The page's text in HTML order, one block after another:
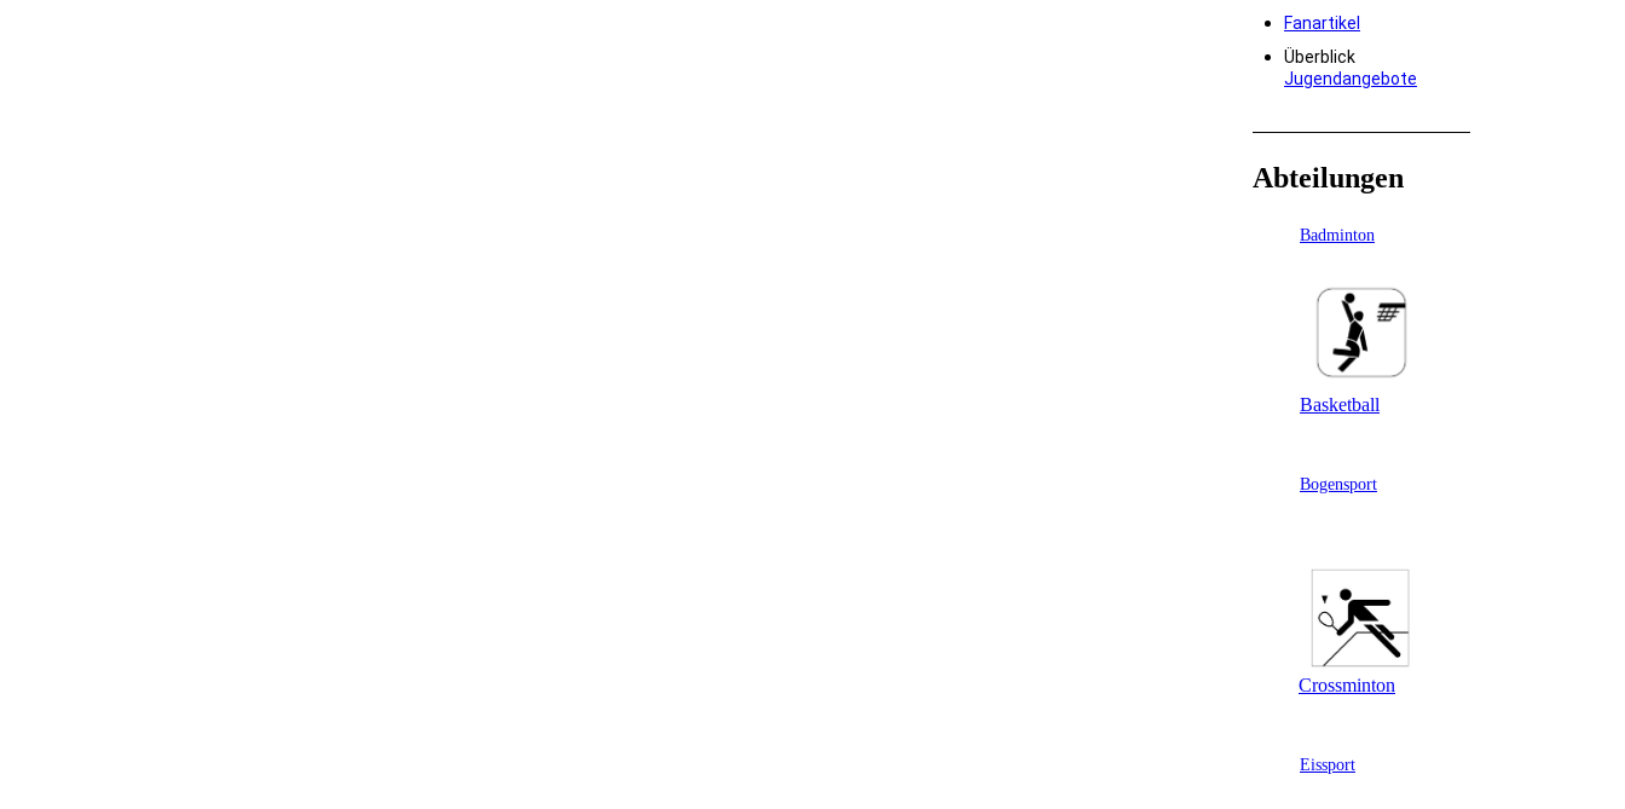
Fanartikel
Überblick
Jugendangebote
Abteilungen
Badminton
Basketball
Bogensport
Crossminton
Eissport